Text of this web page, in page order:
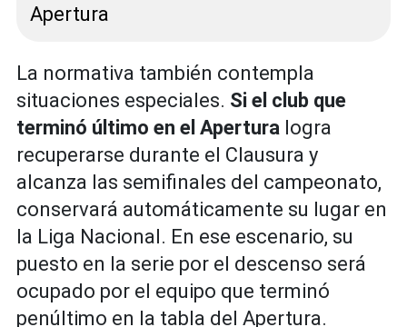
Apertura
La normativa también contempla
situaciones especiales. Si el club que
terminó último en el Apertura logra
recuperarse durante el Clausura y
alcanza las semifinales del campeonato,
conservará automáticamente su lugar en
la Liga Nacional. En ese escenario, su
puesto en la serie por el descenso será
ocupado por el equipo que terminó
penúltimo en la tabla del Apertura.